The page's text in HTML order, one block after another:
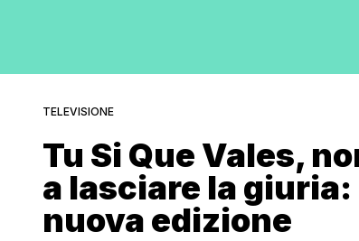
TELEVISIONE
Tu Si Que Vales,
a lasciare la
nuova edizione